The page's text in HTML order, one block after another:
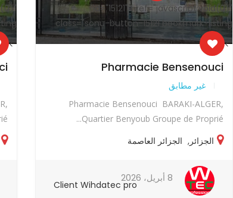
id="15121" href="javascript:void(0)"
class="sonu-button-15121 bookmark-listing
">
Pharmacie Bensenouci
غير مطابق
Pharmacie Bensenouci BARAKI-ALGER,
Quartier Benyoub Groupe de Proprié...
الجزائر, الجزائر العاصمة
Client Wihdatec pro
8 أبريل، 2026
">